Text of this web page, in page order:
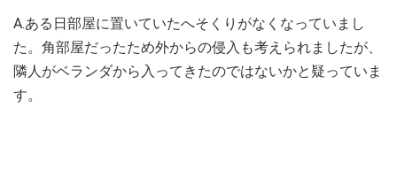
A.ある日部屋に置いていたへそくりがなくなっていまし
た。角部屋だったため外からの侵入も考えられましたが、
隣人がベランダから入ってきたのではないかと疑っていま
す。